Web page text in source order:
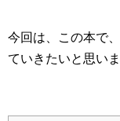
今回は、この本で
ていきたいと思いま